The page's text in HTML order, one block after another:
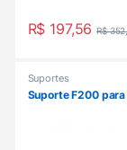
R$ 197,56 R$
Suportes
Suporte F200